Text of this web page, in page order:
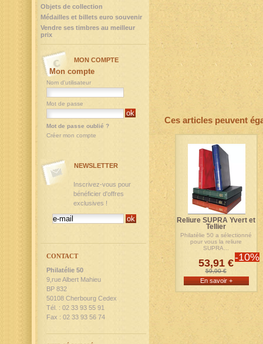
Ces articles peuvent
Reliure SUPRA Yvert et
Tellier
Philatélie 50 a sélectionné
pour vous la reliure
SUPRA...
53,91 €-10%
59,90 €
En savoir +
Objets de collection
Médailles et billets euro souvenir
Vendre ses timbres au meilleur
prix
MON COMPTE
Mon compte
Nom d'utilisateur
Mot de passe
Mot de passe oublié ?
Créer mon compte
NEWSLETTER
Inscrivez-vous pour
bénéficier d'offres
exclusives !
CONTACT
Philatélie 50
9,rue Albert Mahieu
BP 832
50108 Cherbourg Cedex
Tél. : 02 33 93 55 91
Fax : 02 33 93 56 74